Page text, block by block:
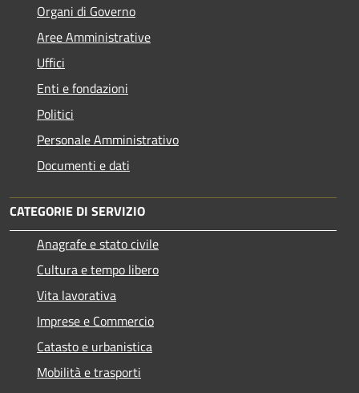
Organi di Governo
Aree Amministrative
Uffici
Enti e fondazioni
Politici
Personale Amministrativo
Documenti e dati
CATEGORIE DI SERVIZIO
Anagrafe e stato civile
Cultura e tempo libero
Vita lavorativa
Imprese e Commercio
Catasto e urbanistica
Mobilità e trasporti